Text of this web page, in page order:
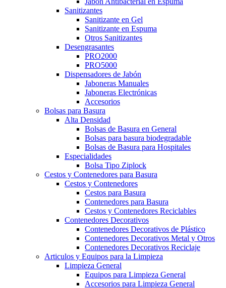
Sanitizantes
Sanitizante en Gel
Sanitizante en Espuma
Otros Sanitizantes
Desengrasantes
PRO2000
PRO5000
Dispensadores de Jabón
Jaboneras Manuales
Jaboneras Electrónicas
Accesorios
Bolsas para Basura
Alta Densidad
Bolsas de Basura en General
Bolsas para basura biodegradable
Bolsas de Basura para Hospitales
Especialidades
Bolsa Tipo Ziplock
Cestos y Contenedores para Basura
Cestos y Contenedores
Cestos para Basura
Contenedores para Basura
Cestos y Contenedores Reciclables
Contenedores Decorativos
Contenedores Decorativos de Plástico
Contenedores Decorativos Metal y Otros
Contenedores Decorativos Reciclaje
Articulos y Equipos para la Limpieza
Limpieza General
Equipos para Limpieza General
Accesorios para Limpieza General